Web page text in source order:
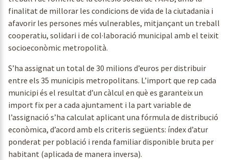
finalitat de millorar les condicions de vida de la ciutadania i
afavorir les persones més vulnerables, mitjançant un treball
cooperatiu, solidari i de col·laboració municipal amb el teixit
socioeconòmic metropolità.
S’ha assignat un total de 30 milions d’euros per distribuir
entre els 35 municipis metropolitans. L’import que rep cada
municipi és el resultat d’un càlcul en què es garanteix un
import fix per a cada ajuntament i la part variable de
l’assignació s’ha calculat aplicant una fórmula de distribució
econòmica, d’acord amb els criteris següents: índex d’atur
ponderat per població i renda familiar disponible bruta per
habitant (aplicada de manera inversa).